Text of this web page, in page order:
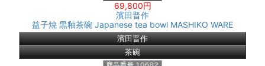
69,800円
濱田晋作
益子焼 黒釉茶碗 Japanese tea bowl MASHIKO WARE
濱田晋作
茶碗